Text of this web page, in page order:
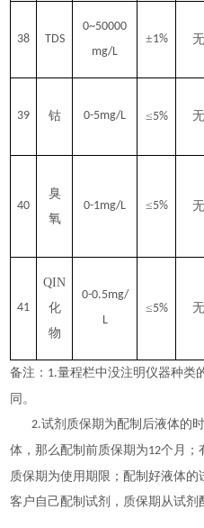
38 TDS
0~50000
mg/L
±1% 无
39 钴 0-5mg/L ≤5% 无
40
臭
氧
0-1mg/L ≤5% 无
41
QIN
化
物
0-0.5mg/
L
≤5% 无
备注： 1.量程栏中没注明仪器种类
同。
2.试剂质保期为配制后液体的
体，那么配制前质保期为12个月；
质保期为使用期限；配制好液体的
客户自己配制试剂，质保期从试剂